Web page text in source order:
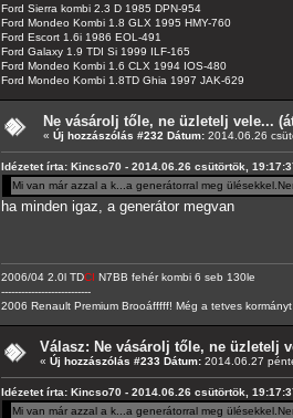
Ford Sierra kombi 2.3 D 1985 DPN-954
Ford Mondeo Kombi 1.8 GLX 1995 HMY-760
Ford Escort 1.6i 1986 EOL-491
Ford Galaxy 1.9 TDI Si 1999 ILF-165
Ford Mondeo Kombi 1.6 CLX 1994 IOS-480
Ford Mondeo Kombi 1.8TD Ghia 1997 JAK-629
Ne vásárolj tőle, ne üzletelj vele...
« Új hozzászólás #232 Dátum: 2014.06.26
Idézetet írta: Kincso70 - 2014.06.26 csütörtök,
Mi van már azzal a k...a generátorral meg
ha minden igaz, a generátor megvan
2006/04 2.0l TDCI N7BB fehér kombi 6 seb 130le
---------------------------
2006 Renault Premium Brooáfffff! Még a tetves
Válasz: Ne vásárolj tőle, ne üzletelj
« Új hozzászólás #233 Dátum: 2014.06.27
Idézetet írta: Kincso70 - 2014.06.26 csütörtök,
Mi van már azzal a k...a generátorral meg